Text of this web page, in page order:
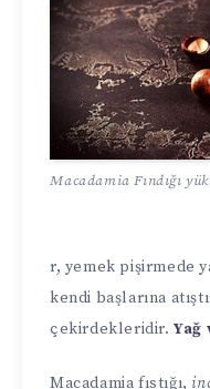
Macadamia Fındığı
r, yemek pişirmede
kendi başlarına
çekirdekleridir.
Macadamia fıstığı,